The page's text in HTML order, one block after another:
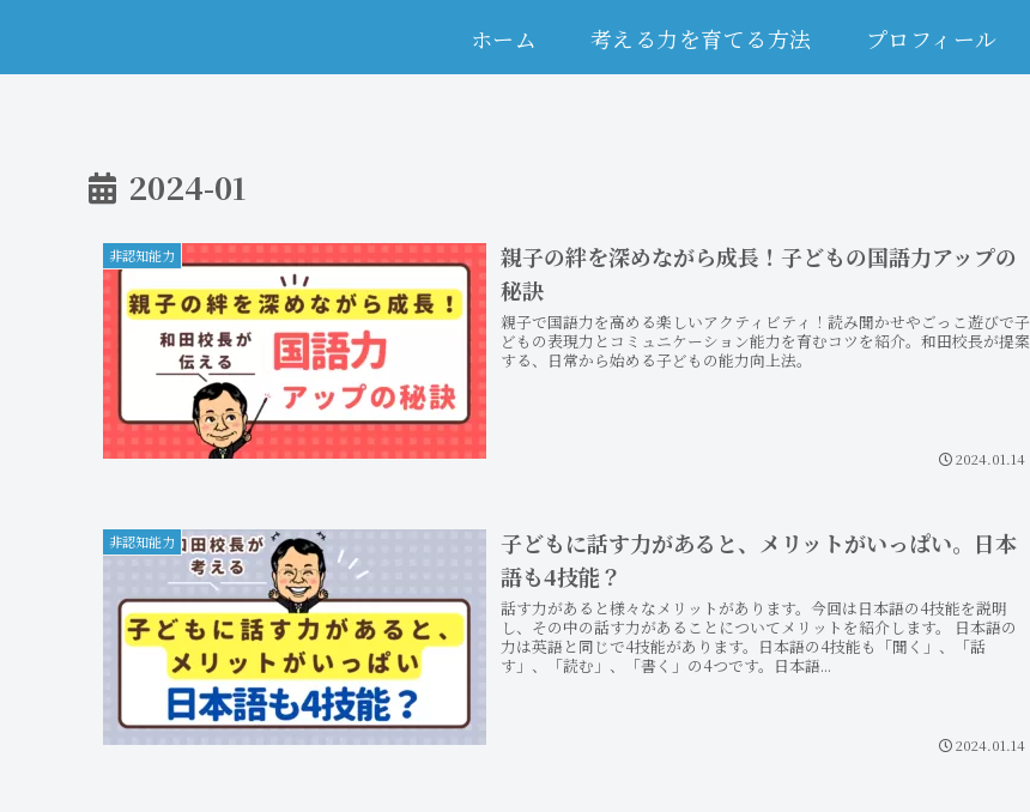
ホーム 考える力を育てる方法 プロフィール
2024-01
非認知能力
親子の絆を深めながら成長！子どもの国語力アップの
秘訣
親子で国語力を高める楽しいアクティビティ！読み聞かせやごっこ遊びで子
どもの表現力とコミュニケーション能力を育むコツを紹介。和田校長が提案
する、日常から始める子どもの能力向上法。
2024.01.14
非認知能力
子どもに話す力があると、メリットがいっぱい。日本
語も4技能？
話す力があると様々なメリットがあります。今回は日本語の4技能を説明
し、その中の話す力があることについてメリットを紹介します。 日本語の
力は英語と同じで4技能があります。日本語の4技能も「聞く」、「話
す」、「読む」、「書く」の4つです。日本語...
2024.01.14